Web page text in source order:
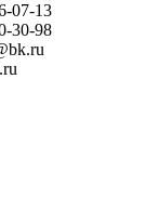
07-13
30-98